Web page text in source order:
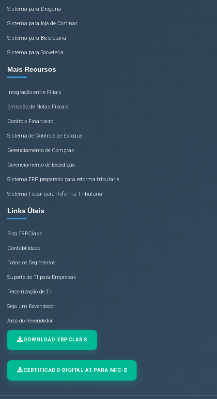
Sistema para Drogaria
Sistema para loja de Cortinas
Sistema para Bicicletaria
Sistema para Sorveteria
Mais Recursos
Integração entre Filiais
Emissão de Notas Fiscais
Controle Financeiro
Sistema de Controle de Estoque
Gerenciamento de Compras
Gerenciamento de Expedição
Sistema ERP preparado para reforma tributária
Sistema Fiscal para Reforma Tributária
Links Úteis
Blog ERPClass
Contabilidade
Todos os Segmentos
Suporte de TI para Empresas
Terceirização de TI
Seja um Revendedor
Área do Revendedor
DOWNLOAD ERPCLASS
CERTIFICADO DIGITAL A1 PARA NFC-E